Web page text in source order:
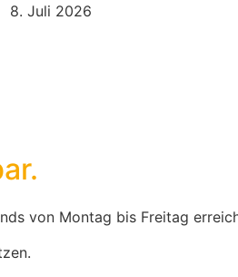
8. Juli 2026
von Montag bis Freitag